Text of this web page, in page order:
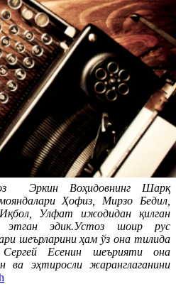
Эркин Воҳидовнинг Шарқ
Ҳофиз, Мирзо Бедил,
Улфат ижодидан қилган
этган эдик.Устоз шоир рус
шеърларини ҳам ўз она тилида
Сергей Есенин шеърияти она
ва эҳтиросли жаранглаганини